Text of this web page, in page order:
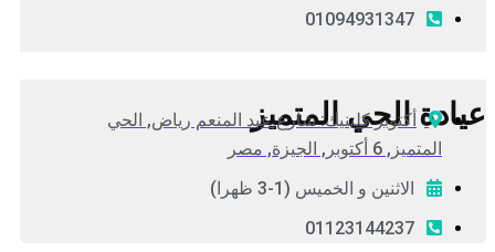
01094931347
عيادة الحي المتميز
أكتوبر كلينيك: شارع عبد المنعم رياض, الحي
المتميز, 6 أكتوبر, الجيزة, مصر
الاثنين و الخميس (1-3 ظهرا)
01123144237